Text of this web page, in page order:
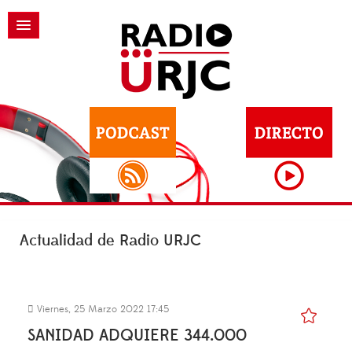
Actualidad de Radio URJC
Viernes, 25 Marzo 2022 17:45
SANIDAD ADQUIERE 344.000